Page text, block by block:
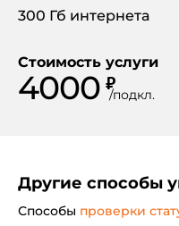
300 Гб интернета
Стоимость услуги
4000 ₽
/подкл.
Другие способы
Способы проверки